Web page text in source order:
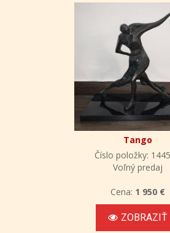
Tango
Číslo položky:
Voľný predaj
Cena: 1 950 €
ZOBRAZIŤ